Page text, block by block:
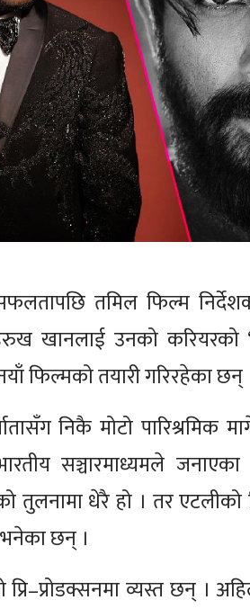
तमिल फिल्म
खानलाई उनको करियरको
फिल्मको तयारी गरिरहेका छन्
निकै मोटो
सञ्चारमाध्यमले
तुलनामा धेरै हो । तर एटलीको
छन् ।
व्यस्त छन् ।